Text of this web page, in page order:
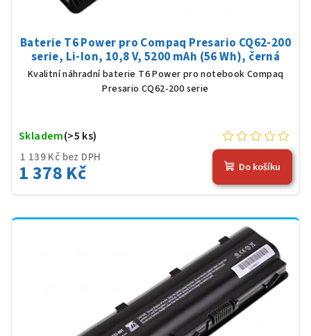
Baterie T6 Power pro Compaq Presario CQ62-200
serie, Li-Ion, 10,8 V, 5200 mAh (56 Wh), černá
Kvalitní náhradní baterie T6 Power pro notebook Compaq
Presario CQ62-200 serie
1 139 Kč bez DPH
1 378 Kč
Skladem(>5 ks)
Do košíku